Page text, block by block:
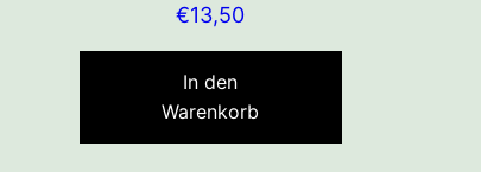
€13,50
In den
Warenkorb